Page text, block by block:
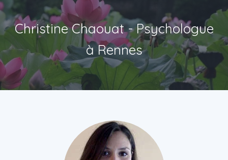
Christine Chaouat - Psychologue
à Rennes